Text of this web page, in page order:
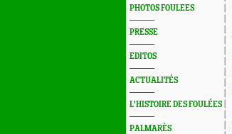
PHOTOS FOULEES
PRESSE
EDITOS
ACTUALITÉS
L'HISTOIRE DES FOULÉES
PALMARÈS